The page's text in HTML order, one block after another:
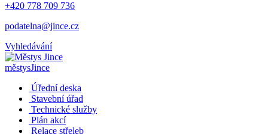
+420 778 709 736
podatelna@jince.cz
Vyhledávání
městysJince
Úřední deska
Stavební úřad
Technické služby
Plán akcí
Relace střeleb